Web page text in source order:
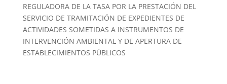
REGULADORA DE LA TASA POR LA PRESTACIÓN DEL
SERVICIO DE TRAMITACIÓN DE EXPEDIENTES DE
ACTIVIDADES SOMETIDAS A INSTRUMENTOS DE
INTERVENCIÓN AMBIENTAL Y DE APERTURA DE
ESTABLECIMIENTOS PÚBLICOS